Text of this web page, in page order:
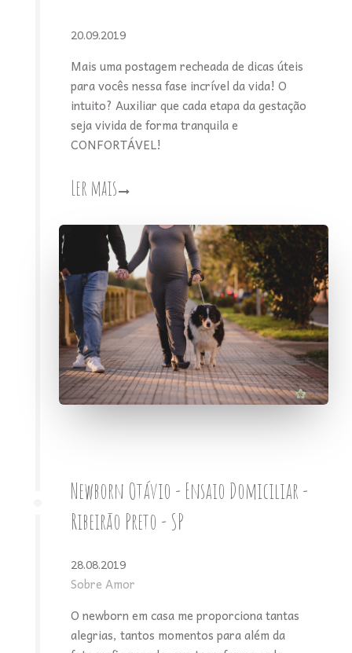
20.09.2019
Mais uma postagem recheada de dicas úteis
para vocês nessa fase incrível da vida! O
intuito? Auxiliar que cada etapa da gestação
seja vivida de forma tranquila e
CONFORTÁVEL!
Ler mais
Newborn Otávio - Ensaio Domiciliar -
Ribeirão Preto - SP
28.08.2019
Sobre Amor
O newborn em casa me proporciona tantas
alegrias, tantos momentos para além da